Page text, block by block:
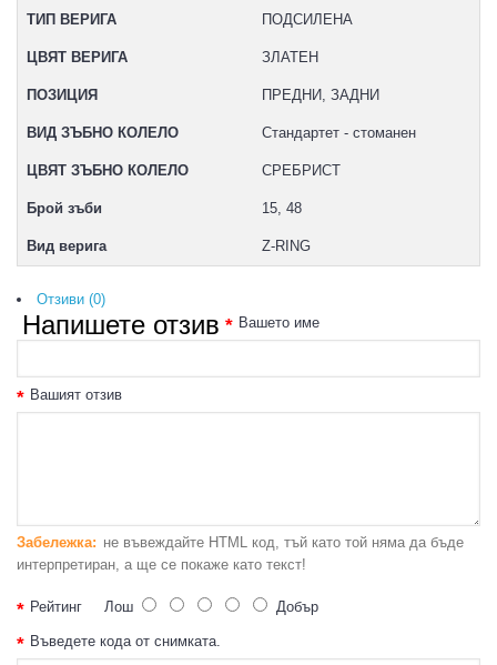
ТИП ВЕРИГА ПОДСИЛЕНА
ЦВЯТ ВЕРИГА ЗЛАТЕН
ПОЗИЦИЯ ПРЕДНИ, ЗАДНИ
ВИД ЗЪБНО КОЛЕЛО Стандартет - стоманен
ЦВЯТ ЗЪБНО КОЛЕЛО СРЕБРИСТ
Брой зъби 15, 48
Вид верига Z-RING
Отзиви (0)
Напишете отзив Вашето име
Вашият отзив
Забележка: не въвеждайте HTML код, тъй като той няма да бъде
интерпретиран, а ще се покаже като текст!
Рейтинг Лош Добър
Въведете кода от снимката.